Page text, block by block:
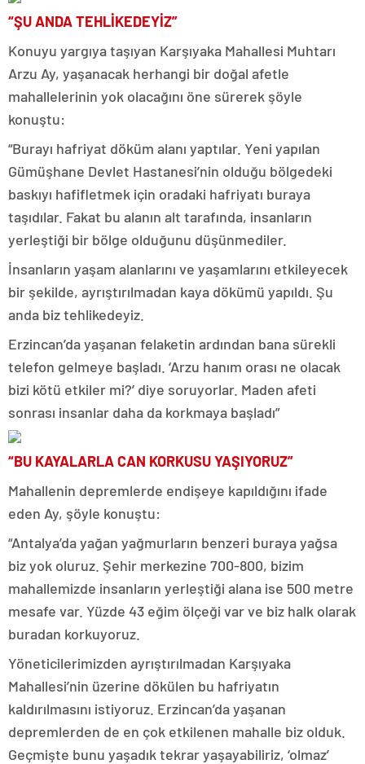
“ŞU ANDA TEHLİKEDEYİZ”
Konuyu yargıya taşıyan Karşıyaka Mahallesi Muhtarı
Arzu Ay, yaşanacak herhangi bir doğal afetle
mahallelerinin yok olacağını öne sürerek şöyle
konuştu:
“Burayı hafriyat döküm alanı yaptılar. Yeni yapılan
Gümüşhane Devlet Hastanesi’nin olduğu bölgedeki
baskıyı hafifletmek için oradaki hafriyatı buraya
taşıdılar. Fakat bu alanın alt tarafında, insanların
yerleştiği bir bölge olduğunu düşünmediler.
İnsanların yaşam alanlarını ve yaşamlarını etkileyecek
bir şekilde, ayrıştırılmadan kaya dökümü yapıldı. Şu
anda biz tehlikedeyiz.
Erzincan’da yaşanan felaketin ardından bana sürekli
telefon gelmeye başladı. ‘Arzu hanım orası ne olacak
bizi kötü etkiler mi?’ diye soruyorlar. Maden afeti
sonrası insanlar daha da korkmaya başladı”
“BU KAYALARLA CAN KORKUSU YAŞIYORUZ”
Mahallenin depremlerde endişeye kapıldığını ifade
eden Ay, şöyle konuştu:
“Antalya’da yağan yağmurların benzeri buraya yağsa
biz yok oluruz. Şehir merkezine 700-800, bizim
mahallemizde insanların yerleştiği alana ise 500 metre
mesafe var. Yüzde 43 eğim ölçeği var ve biz halk olarak
buradan korkuyoruz.
Yöneticilerimizden ayrıştırılmadan Karşıyaka
Mahallesi’nin üzerine dökülen bu hafriyatın
kaldırılmasını istiyoruz. Erzincan’da yaşanan
depremlerden de en çok etkilenen mahalle biz olduk.
Geçmişte bunu yaşadık tekrar yaşayabiliriz, ‘olmaz’